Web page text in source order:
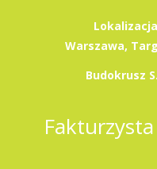
Warszawa,
Budokrusz